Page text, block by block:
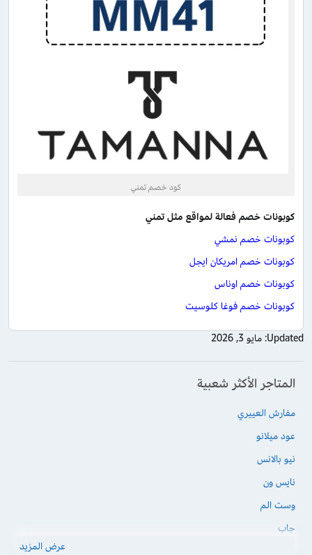
كود خصم تمني
كوبونات خصم فعالة لمواقع مثل تمني
كوبونات خصم نمشي
كوبونات خصم امريكان ايجل
كوبونات خصم اوناس
كوبونات خصم فوغا كلوسيت
Updated: مايو 3, 2026
المتاجر الأكثر شعبية
مفارش العييري
عود ميلانو
نيو بالانس
نايس ون
وست الم
جاب
عرض المزيد